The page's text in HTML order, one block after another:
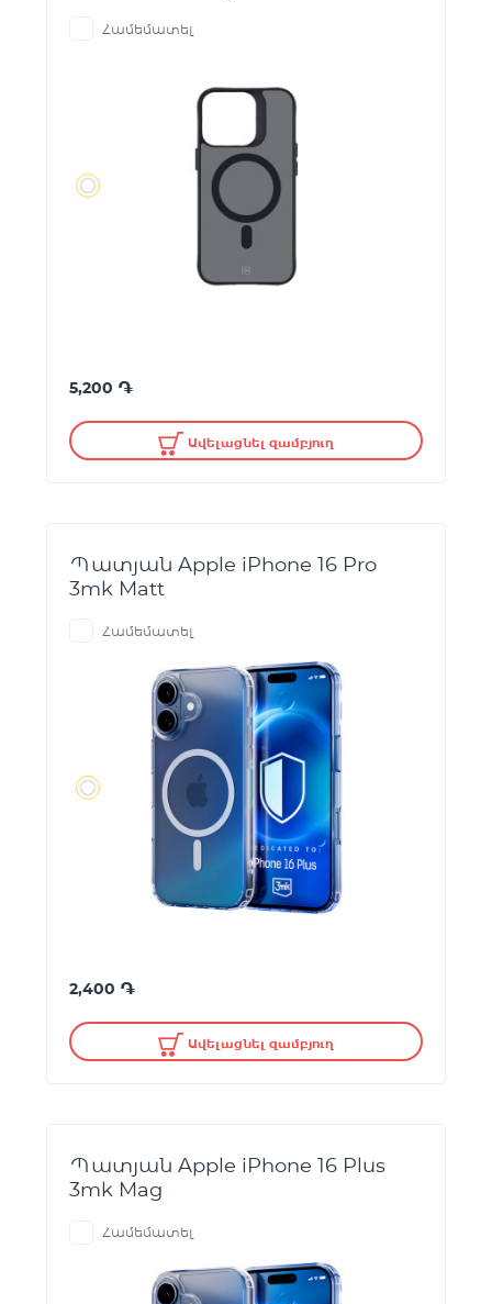
Համեմատել
5,200 ֏
Ավելացնել զամբյուղ
Պատյան Apple iPhone 16 Pro
3mk Matt
Համեմատել
2,400 ֏
Ավելացնել զամբյուղ
Պատյան Apple iPhone 16 Plus
3mk Mag
Համեմատել